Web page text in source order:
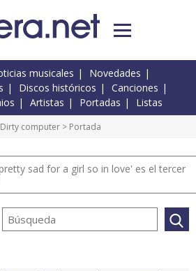
musicales
Novedades
Discos históricos
Canciones
Artistas Portadas Listas
Dirty computer > Portada
sad for a girl so in love' es el tercer